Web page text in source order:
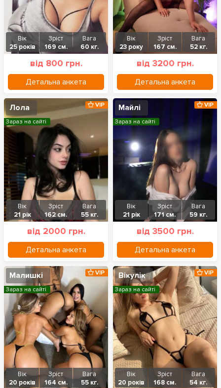
Вік
25 років
Зріст
169 см.
Вага
60 кг.
від 800 грн.
Детальна анкета
Вік
23 року
Зріст
167 см.
Вага
52 кг.
від 3200 грн.
Детальна анкета
Лола
Вік
21 рік
Зріст
162 см.
Вага
55 кг.
від 2000 грн.
Детальна анкета
VIP
Зараз на сайті
Майлі
Вік
21 рік
Зріст
171 см.
Вага
59 кг.
від 3500 грн.
Детальна анкета
VIP
Зараз на сайті
Малишкі
Вік
20 років
Зріст
164 см.
Вага
55 кг.
VIP
Зараз на сайті
Вікулік
Вік
20 років
Зріст
168 см.
Вага
54 кг.
VIP
Зараз на сайті